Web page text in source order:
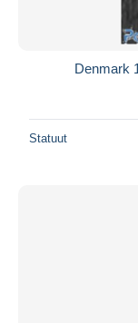
Denmark
Statuut